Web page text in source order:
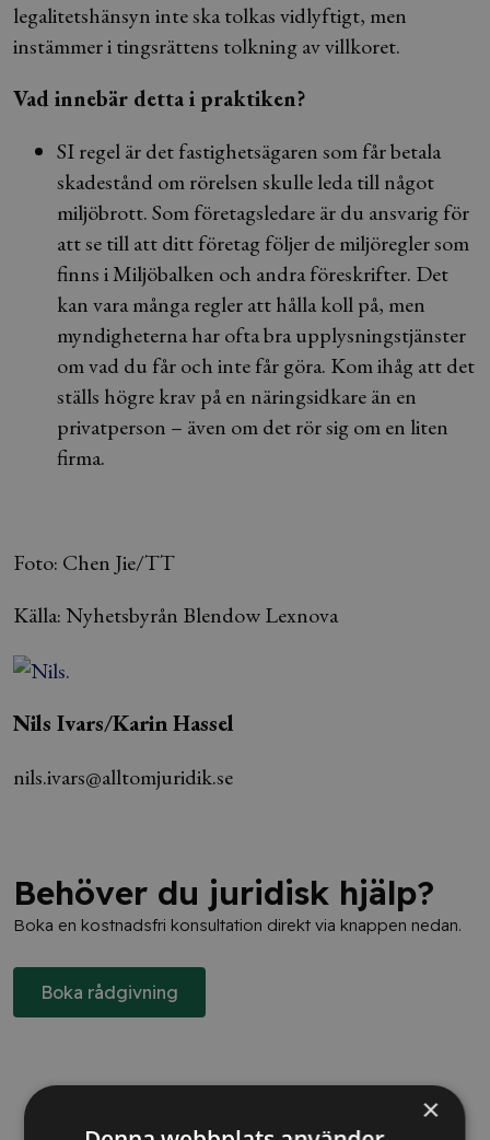
legalitetshänsyn inte ska tolkas vidlyftigt, men
instämmer i tingsrättens tolkning av villkoret.
Vad innebär detta i praktiken?
SI regel är det fastighetsägaren som får betala
skadestånd om rörelsen skulle leda till något
miljöbrott. Som företagsledare är du ansvarig för
att se till att ditt företag följer de miljöregler som
finns i Miljöbalken och andra föreskrifter. Det
kan vara många regler att hålla koll på, men
myndigheterna har ofta bra upplysningstjänster
om vad du får och inte får göra. Kom ihåg att det
ställs högre krav på en näringsidkare än en
privatperson – även om det rör sig om en liten
firma.
Foto: Chen Jie/TT
Källa: Nyhetsbyrån Blendow Lexnova
Nils Ivars/Karin Hassel
nils.ivars@alltomjuridik.se
Behöver du juridisk hjälp?
Boka en kostnadsfri konsultation direkt via knappen nedan.
Boka rådgivning
×